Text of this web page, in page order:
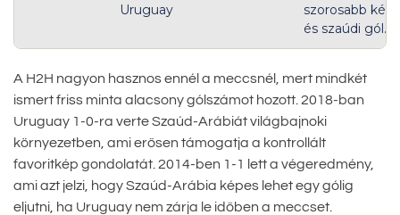
Uruguay
szorosabb kép
és szaúdi gól.
A H2H nagyon hasznos ennél a meccsnél, mert mindkét
ismert friss minta alacsony gólszámot hozott. 2018-ban
Uruguay 1-0-ra verte Szaúd-Arábiát világbajnoki
környezetben, ami erősen támogatja a kontrollált
favoritkép gondolatát. 2014-ben 1-1 lett a végeredmény,
ami azt jelzi, hogy Szaúd-Arábia képes lehet egy gólig
eljutni, ha Uruguay nem zárja le időben a meccset.